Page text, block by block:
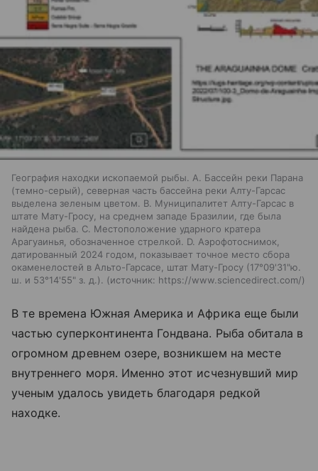
География находки ископаемой рыбы. A. Бассейн реки Парана
(темно-серый), северная часть бассейна реки Алту-Гарсас
выделена зеленым цветом. B. Муниципалитет Алту-Гарсас в
штате Мату-Гросу, на среднем западе Бразилии, где была
найдена рыба. C. Местоположение ударного кратера
Арагуаинья, обозначенное стрелкой. D. Аэрофотоснимок,
датированный 2024 годом, показывает точное место сбора
окаменелостей в Альто-Гарсасе, штат Мату-Гросу (17°09'31"ю.
ш. и 53°14'55" з. д.).
источник: https://www.sciencedirect.com/
В те времена Южная Америка и Африка еще были
частью суперконтинента Гондвана. Рыба обитала в
огромном древнем озере, возникшем на месте
внутреннего моря. Именно этот исчезнувший мир
ученым удалось увидеть благодаря редкой
находке.